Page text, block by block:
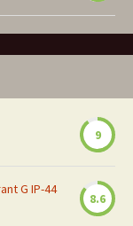
9
G IP-44
8.6